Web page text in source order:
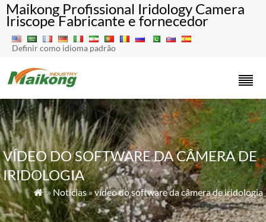
Maikong Profissional Iridology Camera
Iriscope Fabricante e fornecedor
Definir como idioma padrão
VÍDEO DO SOFTWARE DA CÂMERA DE
IRIDOLOGIA
 »Notícias»vídeo do software da câmera de iridologia